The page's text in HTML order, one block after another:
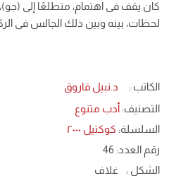
كان يقف فى اهتمام، متطلعًا إلى
لحظات، بينه وبين ذلك الجالس فى
الكاتب :
د.نبيل فاروق
التصنيف: أدب متنوع
السلسلة: كوكتيل ٢٠٠٠
رقم العدد: 46
الشكل :
غلاف